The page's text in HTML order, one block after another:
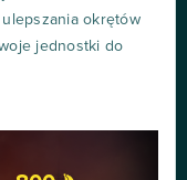
okrętów
jednostki do